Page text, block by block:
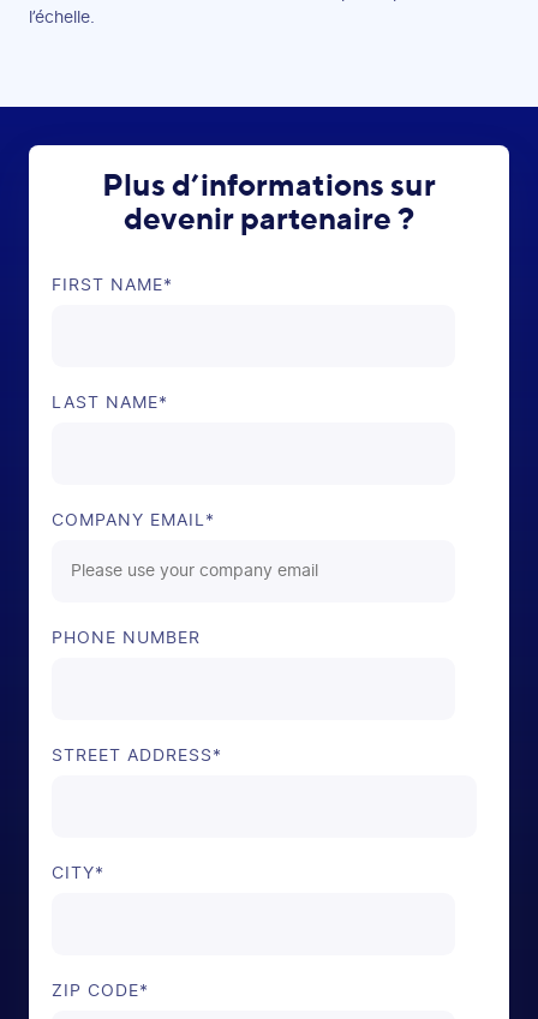
l’échelle.
Plus d’informations sur
devenir partenaire ?
FIRST NAME*
LAST NAME*
COMPANY EMAIL *
PHONE NUMBER
STREET ADDRESS *
CITY*
ZIP CODE*